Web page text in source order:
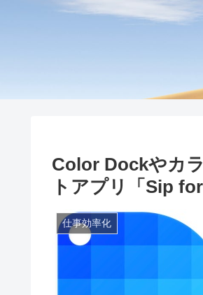
Color Dockやカ
トアプリ「Sip
仕事効率化